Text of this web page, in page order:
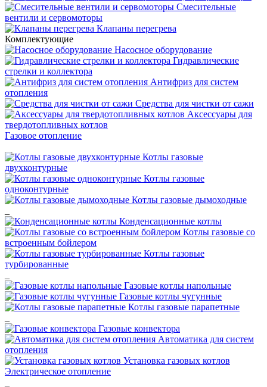
Смесительные
вентили и сервомоторы
Клапаны перегрева
Комплектующие
Насосное оборудование
Гидравлические
стрелки и коллектора
Антифриз для систем
отопления
Средства для чистки от сажи
Аксессуары для
твердотопливных котлов
Газовое отопление
Котлы газовые
двухконтурные
Котлы газовые
одноконтурные
Котлы газовые дымоходные
Конденсационные котлы
Котлы газовые со
встроенным бойлером
Котлы газовые
турбированные
Газовые котлы напольные
Газовые котлы чугунные
Котлы газовые парапетные
Газовые конвектора
Автоматика для систем
отопления
Установка газовых котлов
Электрическое отопление